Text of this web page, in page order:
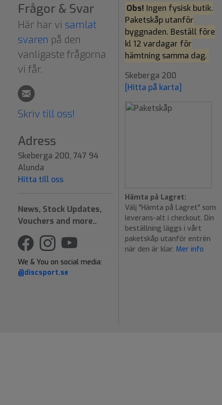
Frågor & Svar
Här har vi samlat
svaren på den
vanligaste frågorna
vi får.
Skriv till oss!
Adress
Skeberga 200, 747 94
Alunda
Hitta till oss
News, Stock Updates,
Vouchers and more..
We & You on social media:
@discsport.se
Obs! Ingen fysisk butik.
Paketskåp utanför
byggnaden. Beställ före
kl 12 vardagar för
hämtning samma dag.
Skeberga 200
[Hitta på karta]
Hämta på Lagret:
Välj "Hämta på Lagret" som
leverans-alt i checkout. Din
beställning läggs i vårt
paketskåp utanför entrén
när den är klar. Mer info